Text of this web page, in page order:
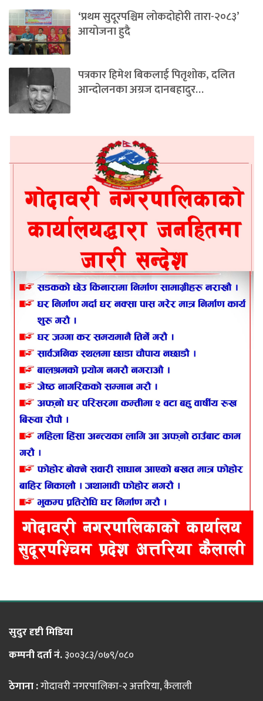
‘प्रथम सुदूरपश्चिम लोकदोहोरी तारा-२०८३’
आयोजना हुदै
पत्रकार हिमेश बिकलाई पितृशोक, दलित
आन्दोलनका अग्रज दानबहादुर…
सुदुर दृष्टी मिडिया
कम्पनी दर्ता नं.३००३८३/०७९/०८०
ठेगाना :गोदावरी नगरपालिका-२ अत्तरिया, कैलाली